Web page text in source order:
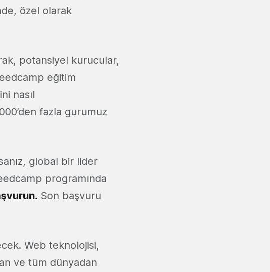
özel olarak
potansiyel kurucular,
eğitim
nasıl
fazla gurumuz
global bir lider
programında
Son başvuru
Web teknolojisi,
ve tüm dünyadan